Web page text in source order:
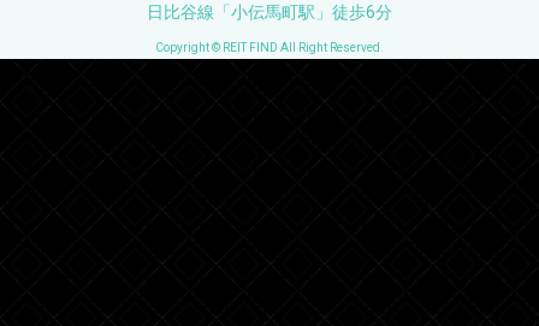
日比谷線「小伝馬町駅」徒歩6分
Copyright © REIT FIND All Right Reserved.